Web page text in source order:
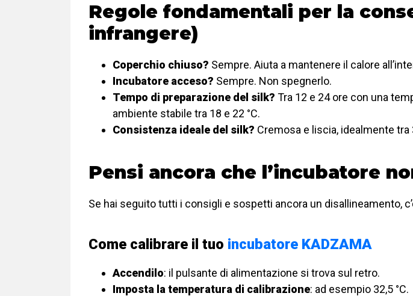
Regole fondamentali per la
infrangere)
Coperchio chiuso? Sempre. Aiuta a mantenere il calore
Incubatore acceso? Sempre. Non spegnerlo.
Tempo di preparazione del silk? Tra 12 e 24 ore con una
ambiente stabile tra 18 e 22 °C.
Consistenza ideale del silk? Cremosa e liscia, idealmente tra
Pensi ancora che l’incubatore
Se hai seguito tutti i consigli e sospetti ancora un disallineamento,
Come calibrare il tuo incubatore KADZAMA
Accendilo: il pulsante di alimentazione si trova sul retro.
Imposta la temperatura di calibrazione: ad esempio 32,5 °C.